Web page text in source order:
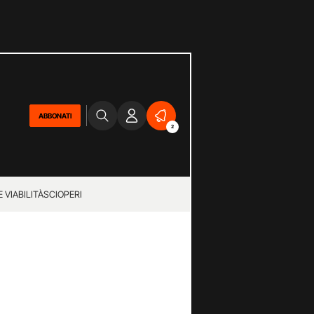
ABBONATI
2
VIABILITÀSCIOPERI